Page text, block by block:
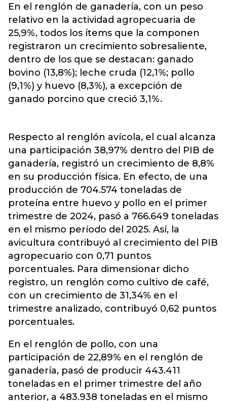
En el renglón de ganadería, con un peso
relativo en la actividad agropecuaria de
25,9%, todos los ítems que la componen
registraron un crecimiento sobresaliente,
dentro de los que se destacan: ganado
bovino (13,8%); leche cruda (12,1%; pollo
(9,1%) y huevo (8,3%), a excepción de
ganado porcino que creció 3,1%.
Respecto al renglón avícola, el cual alcanza
una participación 38,97% dentro del PIB de
ganadería, registró un crecimiento de 8,8%
en su producción física. En efecto, de una
producción de 704.574 toneladas de
proteína entre huevo y pollo en el primer
trimestre de 2024, pasó a 766.649 toneladas
en el mismo período del 2025. Así, la
avicultura contribuyó al crecimiento del PIB
agropecuario con 0,71 puntos
porcentuales. Para dimensionar dicho
registro, un renglón como cultivo de café,
con un crecimiento de 31,34% en el
trimestre analizado, contribuyó 0,62 puntos
porcentuales.
En el renglón de pollo, con una
participación de 22,89% en el renglón de
ganadería, pasó de producir 443.411
toneladas en el primer trimestre del año
anterior, a 483.938 toneladas en el mismo